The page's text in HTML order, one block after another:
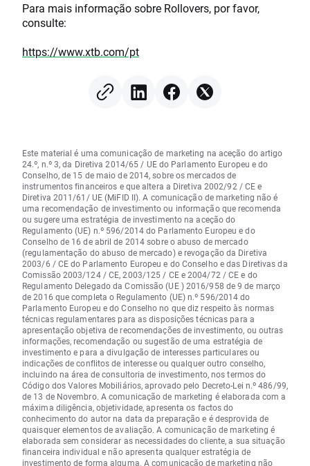
Para mais informação sobre Rollovers, por favor,
consulte:
https://www.xtb.com/pt
Este material é uma comunicação de marketing na aceção do artigo
24.º, n.º 3, da Diretiva 2014/65 / UE do Parlamento Europeu e do
Conselho, de 15 de maio de 2014, sobre os mercados de
instrumentos financeiros e que altera a Diretiva 2002/92 / CE e
Diretiva 2011/61/ UE (MiFID II). A comunicação de marketing não é
uma recomendação de investimento ou informação que recomenda
ou sugere uma estratégia de investimento na aceção do
Regulamento (UE) n.º 596/2014 do Parlamento Europeu e do
Conselho de 16 de abril de 2014 sobre o abuso de mercado
(regulamentação do abuso de mercado) e revogação da Diretiva
2003/6 / CE do Parlamento Europeu e do Conselho e das Diretivas da
Comissão 2003/124 / CE, 2003/125 / CE e 2004/72 / CE e do
Regulamento Delegado da Comissão (UE ) 2016/958 de 9 de março
de 2016 que completa o Regulamento (UE) n.º 596/2014 do
Parlamento Europeu e do Conselho no que diz respeito às normas
técnicas regulamentares para as disposições técnicas para a
apresentação objetiva de recomendações de investimento, ou outras
informações, recomendação ou sugestão de uma estratégia de
investimento e para a divulgação de interesses particulares ou
indicações de conflitos de interesse ou qualquer outro conselho,
incluindo na área de consultoria de investimento, nos termos do
Código dos Valores Mobiliários, aprovado pelo Decreto-Lei n.º 486/99,
de 13 de Novembro. A comunicação de marketing é elaborada com a
máxima diligência, objetividade, apresenta os factos do
conhecimento do autor na data da preparação e é desprovida de
quaisquer elementos de avaliação. A comunicação de marketing é
elaborada sem considerar as necessidades do cliente, a sua situação
financeira individual e não apresenta qualquer estratégia de
investimento de forma alguma. A comunicação de marketing não